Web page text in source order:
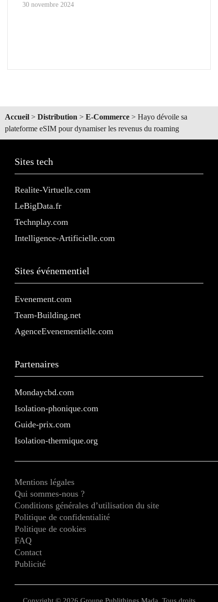
30 novembre 2024
Accueil > Distribution > E-Commerce > Hayo dévoile sa
plateforme eSIM pour dynamiser les revenus du roaming
Sites tech
Realite-Virtuelle.com
LeBigData.fr
Technplay.com
Intelligence-Artificielle.com
Sites événementiel
Evenement.com
Team-Building.net
AgenceEvenementielle.com
Partenaires
Mondaycbd.com
Isolation-phonique.com
Guide-prix.com
Isolation-thermique.org
Mentions légales
Qui sommes-nous ?
Conditions générales d’utilisation du site
Politique de confidentialité
Politique de cookies
FAQ
Contact
Publicité